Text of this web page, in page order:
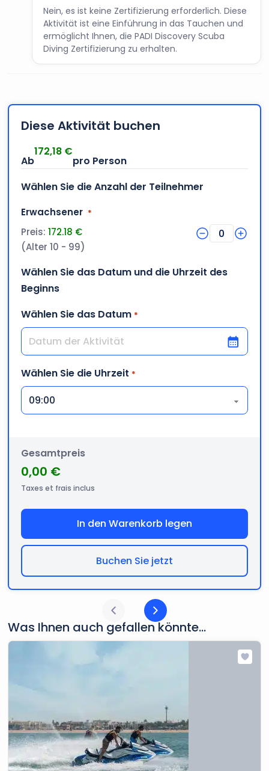
Nein, es ist keine Zertifizierung erforderlich. Diese
Aktivität ist eine Einführung in das Tauchen und
ermöglicht Ihnen, die PADI Discovery Scuba
Diving Zertifizierung zu erhalten.
Diese Aktivität buchen
172,18 €
Wählen Sie die Anzahl der Teilnehmer
Erwachsener Menge
*
Preis: 172.18 € 0
(Alter 10 - 99)
Wählen Sie das Datum und die Uhrzeit des
Beginns
Wählen Sie das Datum *
TT Schrägstrich MM Schrägstrich JJJJ
Wählen Sie die Uhrzeit *
Gesamtpreis
0,00 €
Taxes et frais inclus
In den Warenkorb legen
Buchen Sie jetzt
Was Ihnen auch gefallen könnte...